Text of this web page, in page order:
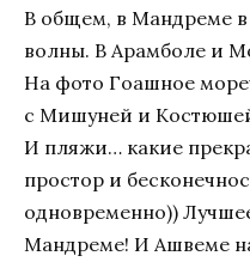
В общем, в Мандреме
волны. В Арамболе и
На фото Гоашное
с Мишуней и
И пляжи… какие
простор и
одновременно))
Мандреме! И Ашвеме